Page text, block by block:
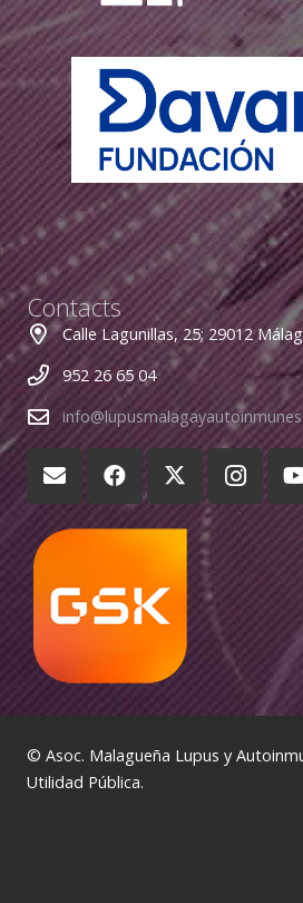
Contacts
Calle Lagunillas, 25; 29012
952 26 65 04
© Asoc. Malagueña Lupus y
Utilidad Pública.